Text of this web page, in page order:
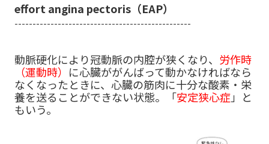
effort angina pectoris（EAP）
-------------------------------------------------
動脈硬化により冠動脈の内腔が狭くなり、 労作時
（運動時） に心臓ががんばって動かなければなら
なくなったときに、心臓の筋肉に十分な酸素・栄
養を送ることができない状態。「安定狭心症」と
もいう。